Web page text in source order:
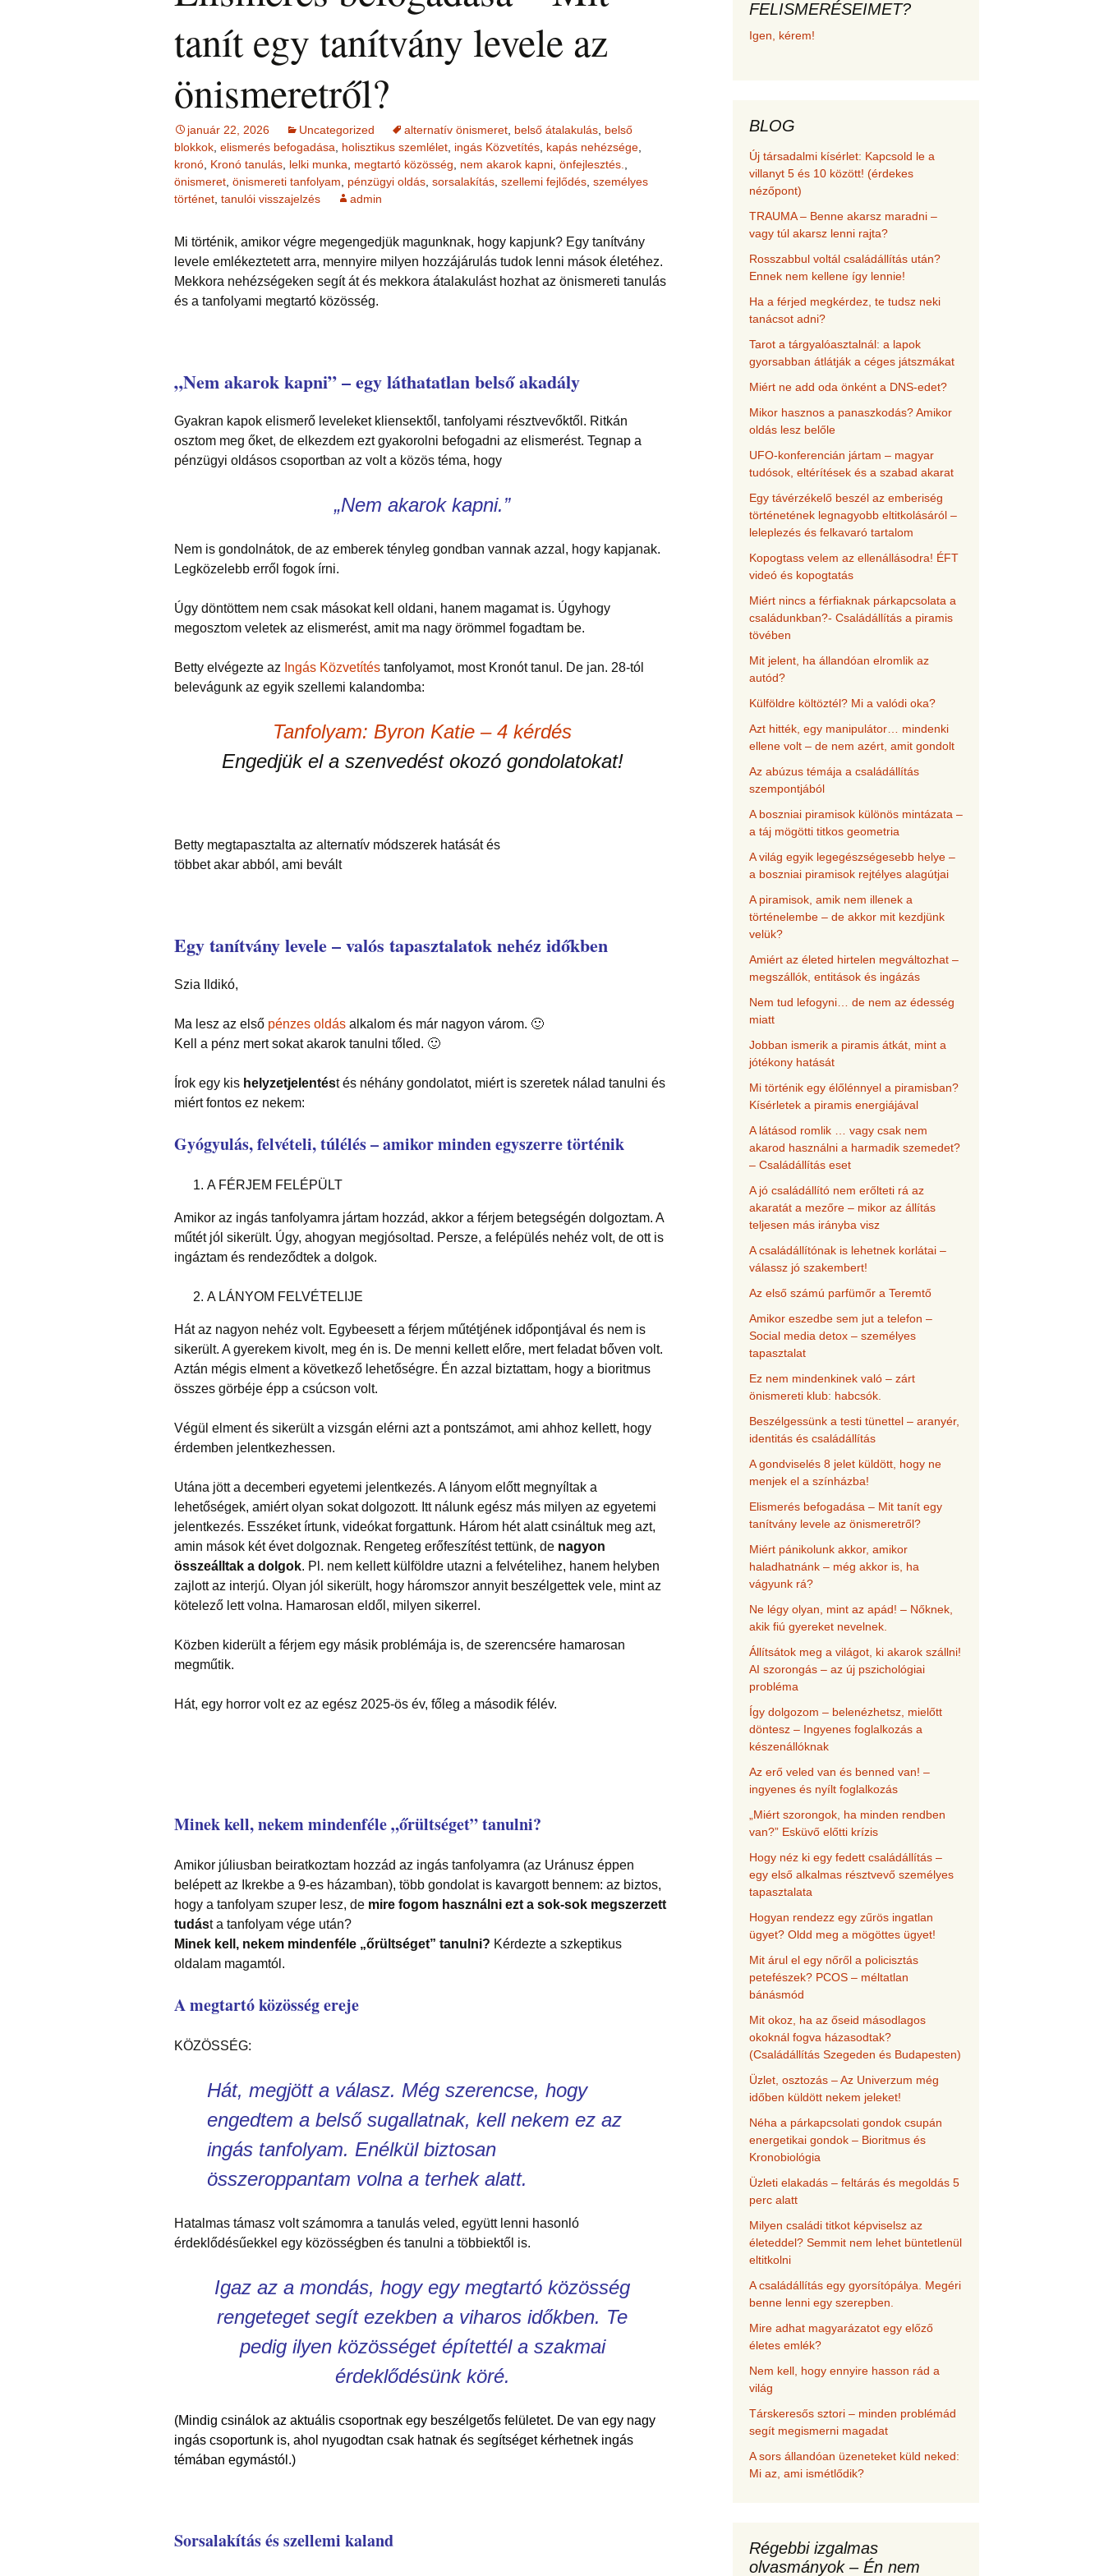
INGÁS KÖZVETÍTÉS –
TANFOLYAM
Ingás Lélekállítás
tanfolyam
ÉFT FOGLALKOZÁS
SOROZAT félelem,
szorongás, harag
elengedése
Kronobiológia –
tanfolyam
Kronobiológiai
számolóprogram
Tünetek és tudatszintek
korrekciója
TANULJ
foglalkozások
Ingás Lélekállítás
Lélekállítás ingával –
esetek
ÉLETFORGATÓKÖNYV
KRONOBIOLÓGIA
Kronobiológiai elemzés
rendelése
További kronobiológia
írások és videók
TAROT kártya
(sorselemzés és
problémafeltárás)
RAJZELEMZÉS
TUDATFORMATTÁLÁS
írások (ítéleteink
megfordítása)
módszerhez
MÁTRIXENERGETIKA
BACH
VIRÁGESSZENCIÁK
ACCESS
CONSCIOUSNESS
(hozzáférés a
tudatossághoz)
ELENGEDÉS
MESE –
problémafeltárás
mesével
Ügyfelek meséi
ÉFT esetek –
Alternatív megoldások
problémákra
FASTER EFT esetek
GYEREKBAJOK
bőség, gazdagság, pénz
Korlátozó hiedelmek a
… témakörében
Cikkek a fogyás
Öngyógyítás
frekvenciákkal
AZ ÉLET DOLGAI
RÖVIDEN
felismeréseimet és
tanít egy tanítvány levele az
önismeretről?
január 22, 2026 Uncategorized alternatív önismeret belső átalakulás belső
blokkok elismerés befogadása holisztikus szemlélet ingás Közvetítés kapás nehézsége
kronó Kronó tanulás lelki munka megtartó közösség nem akarok kapni önfejlesztés.
önismeret önismereti tanfolyam pénzügyi oldás sorsalakítás szellemi fejlődés személyes
történet tanulói visszajelzés admin
Mi történik, amikor végre megengedjük magunknak, hogy kapjunk? Egy tanítvány
levele emlékeztetett arra, mennyire milyen hozzájárulás tudok lenni mások életéhez.
Mekkora nehézségeken segít át és mekkora átalakulást hozhat az önismereti tanulás
és a tanfolyami megtartó közösség.
„Nem akarok kapni” – egy láthatatlan belső akadály
Gyakran kapok elismerő leveleket kliensektől, tanfolyami résztvevőktől. Ritkán
osztom meg őket, de elkezdem ezt gyakorolni befogadni az elismerést. Tegnap a
pénzügyi oldásos csoportban az volt a közös téma, hogy
„Nem akarok kapni.”
Nem is gondolnátok, de az emberek tényleg gondban vannak azzal, hogy kapjanak.
Legközelebb erről fogok írni.
Úgy döntöttem nem csak másokat kell oldani, hanem magamat is. Úgyhogy
megosztom veletek az elismerést, amit ma nagy örömmel fogadtam be.
Betty elvégezte az Ingás Közvetítés tanfolyamot, most Kronót tanul. De jan. 28-tól
belevágunk az egyik szellemi kalandomba:
Tanfolyam: Byron Katie – 4 kérdés
Engedjük el a szenvedést okozó gondolatokat!
Betty megtapasztalta az alternatív módszerek hatását és
többet akar abból, ami bevált
Egy tanítvány levele – valós tapasztalatok nehéz időkben
Szia Ildikó,
Ma lesz az első pénzes oldás alkalom és már nagyon várom. 🙂
Kell a pénz mert sokat akarok tanulni tőled. 🙂
Írok egy kis helyzetjelentést és néhány gondolatot, miért is szeretek nálad tanulni és
miért fontos ez nekem:
Gyógyulás, felvételi, túlélés – amikor minden egyszerre történik
A FÉRJEM FELÉPÜLT
Amikor az ingás tanfolyamra jártam hozzád, akkor a férjem betegségén dolgoztam. A
műtét jól sikerült. Úgy, ahogyan megjósoltad. Persze, a felépülés nehéz volt, de ott is
ingáztam és rendeződtek a dolgok.
A LÁNYOM FELVÉTELIJE
Hát az nagyon nehéz volt. Egybeesett a férjem műtétjének időpontjával és nem is
sikerült. A gyerekem kivolt, meg én is. De menni kellett előre, mert feladat bőven volt.
Aztán mégis elment a következő lehetőségre. Én azzal biztattam, hogy a bioritmus
összes görbéje épp a csúcson volt.
Végül elment és sikerült a vizsgán elérni azt a pontszámot, ami ahhoz kellett, hogy
érdemben jelentkezhessen.
Utána jött a decemberi egyetemi jelentkezés. A lányom előtt megnyíltak a
lehetőségek, amiért olyan sokat dolgozott. Itt nálunk egész más milyen az egyetemi
jelentkezés. Esszéket írtunk, videókat forgattunk. Három hét alatt csináltuk meg azt,
amin mások két évet dolgoznak. Rengeteg erőfeszítést tettünk, de nagyon
összeálltak a dolgok. Pl. nem kellett külföldre utazni a felvételihez, hanem helyben
zajlott az interjú. Olyan jól sikerült, hogy háromszor annyit beszélgettek vele, mint az
kötelező lett volna. Hamarosan eldől, milyen sikerrel.
Közben kiderült a férjem egy másik problémája is, de szerencsére hamarosan
megműtik.
Hát, egy horror volt ez az egész 2025-ös év, főleg a második félév.
Minek kell, nekem mindenféle „őrültséget” tanulni?
Amikor júliusban beiratkoztam hozzád az ingás tanfolyamra (az Uránusz éppen
belépett az Ikrekbe a 9-es házamban), több gondolat is kavargott bennem: az biztos,
hogy a tanfolyam szuper lesz, de mire fogom használni ezt a sok-sok megszerzett
tudást a tanfolyam vége után?
Minek kell, nekem mindenféle „őrültséget” tanulni? Kérdezte a szkeptikus
oldalam magamtól.
A megtartó közösség ereje
KÖZÖSSÉG:
Hát, megjött a válasz. Még szerencse, hogy
engedtem a belső sugallatnak, kell nekem ez az
ingás tanfolyam. Enélkül biztosan
összeroppantam volna a terhek alatt.
Hatalmas támasz volt számomra a tanulás veled, együtt lenni hasonló
érdeklődésűekkel egy közösségben és tanulni a többiektől is.
Igaz az a mondás, hogy egy megtartó közösség
rengeteget segít ezekben a viharos időkben. Te
pedig ilyen közösséget építettél a szakmai
érdeklődésünk köré.
(Mindig csinálok az aktuális csoportnak egy beszélgetős felületet. De van egy nagy
ingás csoportunk is, ahol nyugodtan csak hatnak és segítséget kérhetnek ingás
témában egymástól.)
Sorsalakítás és szellemi kaland
FELISMERÉSEIMET?
Igen, kérem!
BLOG
Új társadalmi kísérlet: Kapcsold le a
villanyt 5 és 10 között! (érdekes
nézőpont)
TRAUMA – Benne akarsz maradni –
vagy túl akarsz lenni rajta?
Rosszabbul voltál családállítás után?
Ennek nem kellene így lennie!
Ha a férjed megkérdez, te tudsz neki
tanácsot adni?
Tarot a tárgyalóasztalnál: a lapok
gyorsabban átlátják a céges játszmákat
Miért ne add oda önként a DNS-edet?
Mikor hasznos a panaszkodás? Amikor
oldás lesz belőle
UFO-konferencián jártam – magyar
tudósok, eltérítések és a szabad akarat
Egy távérzékelő beszél az emberiség
történetének legnagyobb eltitkolásáról –
leleplezés és felkavaró tartalom
Kopogtass velem az ellenállásodra! ÉFT
videó és kopogtatás
Miért nincs a férfiaknak párkapcsolata a
családunkban?- Családállítás a piramis
tövében
Mit jelent, ha állandóan elromlik az
autód?
Külföldre költöztél? Mi a valódi oka?
Azt hitték, egy manipulátor… mindenki
ellene volt – de nem azért, amit gondolt
Az abúzus témája a családállítás
szempontjából
A boszniai piramisok különös mintázata –
a táj mögötti titkos geometria
A világ egyik legegészségesebb helye –
a boszniai piramisok rejtélyes alagútjai
A piramisok, amik nem illenek a
történelembe – de akkor mit kezdjünk
velük?
Amiért az életed hirtelen megváltozhat –
megszállók, entitások és ingázás
Nem tud lefogyni… de nem az édesség
miatt
Jobban ismerik a piramis átkát, mint a
jótékony hatását
Mi történik egy élőlénnyel a piramisban?
Kísérletek a piramis energiájával
A látásod romlik … vagy csak nem
akarod használni a harmadik szemedet?
– Családállítás eset
A jó családállító nem erőlteti rá az
akaratát a mezőre – mikor az állítás
teljesen más irányba visz
A családállítónak is lehetnek korlátai –
válassz jó szakembert!
Az első számú parfümőr a Teremtő
Amikor eszedbe sem jut a telefon –
Social media detox – személyes
tapasztalat
Ez nem mindenkinek való – zárt
önismereti klub: habcsók.
Beszélgessünk a testi tünettel – aranyér,
identitás és családállítás
A gondviselés 8 jelet küldött, hogy ne
menjek el a színházba!
Elismerés befogadása – Mit tanít egy
tanítvány levele az önismeretről?
Miért pánikolunk akkor, amikor
haladhatnánk – még akkor is, ha
vágyunk rá?
Ne légy olyan, mint az apád! – Nőknek,
akik fiú gyereket nevelnek.
Állítsátok meg a világot, ki akarok szállni!
AI szorongás – az új pszichológiai
probléma
Így dolgozom – belenézhetsz, mielőtt
döntesz – Ingyenes foglalkozás a
készenállóknak
Az erő veled van és benned van! –
ingyenes és nyílt foglalkozás
„Miért szorongok, ha minden rendben
van?” Esküvő előtti krízis
Hogy néz ki egy fedett családállítás –
egy első alkalmas résztvevő személyes
tapasztalata
Hogyan rendezz egy zűrös ingatlan
ügyet? Oldd meg a mögöttes ügyet!
Mit árul el egy nőről a policisztás
petefészek? PCOS – méltatlan
bánásmód
Mit okoz, ha az őseid másodlagos
okoknál fogva házasodtak?
(Családállítás Szegeden és Budapesten)
Üzlet, osztozás – Az Univerzum még
időben küldött nekem jeleket!
Néha a párkapcsolati gondok csupán
energetikai gondok – Bioritmus és
Kronobiológia
Üzleti elakadás – feltárás és megoldás 5
perc alatt
Milyen családi titkot képviselsz az
életeddel? Semmit nem lehet büntetlenül
eltitkolni
A családállítás egy gyorsítópálya. Megéri
benne lenni egy szerepben.
Mire adhat magyarázatot egy előző
életes emlék?
Nem kell, hogy ennyire hasson rád a
világ
Társkeresős sztori – minden problémád
segít megismerni magadat
A sors állandóan üzeneteket küld neked:
Mi az, ami ismétlődik?
Régebbi izgalmas
olvasmányok – Én nem